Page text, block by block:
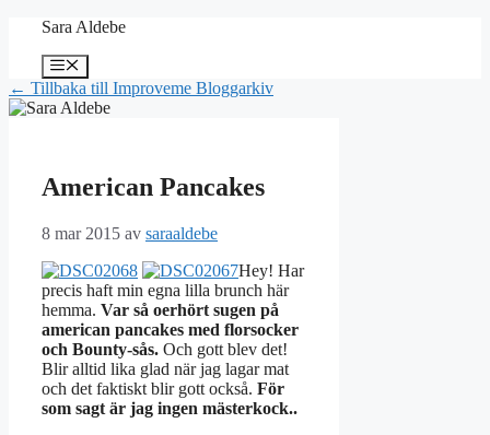
Hoppa
innehåll
Sara Aldebe
Meny
← Tillbaka till Improveme Bloggarkiv
American Pancakes
8 mar 2015 av saraaldebe
Hey! Har
precis haft min egna lilla brunch här
hemma. Var så oerhört sugen på
american pancakes med florsocker
och Bounty-sås. Och gott blev det!
Blir alltid lika glad när jag lagar mat
och det faktiskt blir gott också. För
som sagt är jag ingen mästerkock..